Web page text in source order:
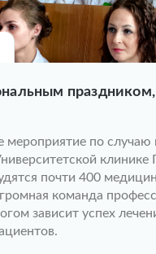
мероприятие по случаю
почти 400
команда
зависит успех